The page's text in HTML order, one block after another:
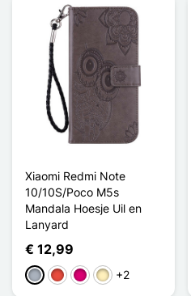
Xiaomi Redmi Note
10/10S/Poco M5s
Mandala Hoesje Uil en
Lanyard
€ 12,99
GrijsRoodMagenta
Golden
+2